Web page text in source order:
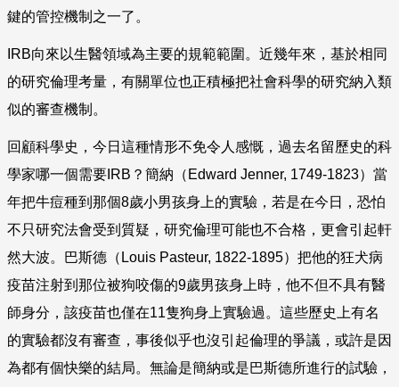
鍵的管控機制之一了。
IRB向來以生醫領域為主要的規範範圍。近幾年來，基於相同
的研究倫理考量，有關單位也正積極把社會科學的研究納入類
似的審查機制。
回顧科學史，今日這種情形不免令人感慨，過去名留歷史的科
學家哪一個需要 IRB ？簡納（ Edward Jenner, 1749-1823）當
年把牛痘種到那個8歲小男孩身上的實驗，若是在今日，恐怕
不只研究法會受到質疑，研究倫理可能也不合格，更會引起軒
然大波。巴斯德（ Louis Pasteur, 1822-1895）把他的狂犬病
疫苗注射到那位被狗咬傷的9歲男孩身上時，他不但不具有醫
師身分，該疫苗也僅在11隻狗身上實驗過。這些歷史上有名
的實驗都沒有審查，事後似乎也沒引起倫理的爭議，或許是因
為都有個快樂的結局。無論是簡納或是巴斯德所進行的試驗，